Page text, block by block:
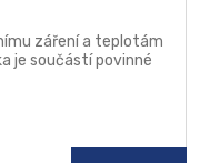
záření a teplotám
je součástí povinné